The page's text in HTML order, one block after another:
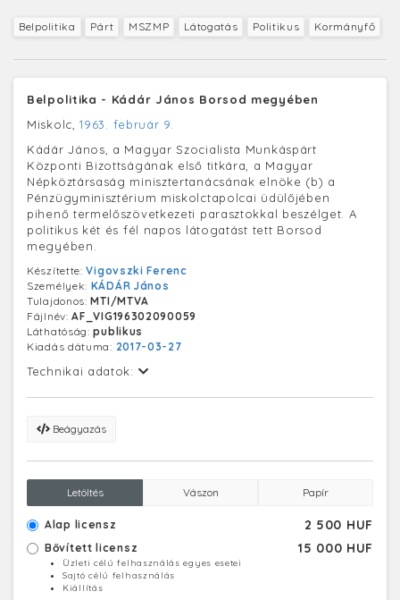
Belpolitika Párt MSZMP Látogatás Politikus Kormányfő
Belpolitika - Kádár János Borsod megyében
Miskolc,1963. február 9.
Kádár János, a Magyar Szocialista Munkáspárt
Központi Bizottságának első titkára, a Magyar
Népköztársaság minisztertanácsának elnöke (b) a
Pénzügyminisztérium miskolctapolcai üdülőjében
pihenő termelőszövetkezeti parasztokkal beszélget. A
politikus két és fél napos látogatást tett Borsod
megyében.
Készítette:Vigovszki Ferenc
Személyek: KÁDÁR János
Tulajdonos:MTI/MTVA
Fájlnév:AF_VIG196302090059
Láthatóság:publikus
Kiadás dátuma: 2017-03-27
Technikai adatok:
Beágyazás
Letöltés Vászon Papír
Alap licensz 2 500 HUF
Bővített licensz 15 000 HUF
Üzleti célú felhasználás egyes esetei
Sajtó célú felhasználás
Kiállítás